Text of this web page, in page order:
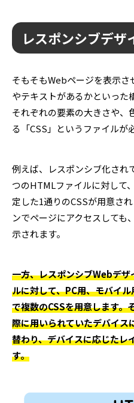
レスポンシブデザ
そもそもWebページを表示
やテキストがあるかといった
それぞれの要素の大きさや、
る「CSS」というファイルが
例えば、レスポンシブ化され
つのHTMLファイルに対して
定した1通りのCSSが用意さ
ンでページにアクセスしても
示されます。
一方、レスポンシブWebデ
ルに対して、PC用、モバイ
で複数のCSSを用意します。
際に用いられていたデバイス
替わり、デバイスに応じたレ
す。